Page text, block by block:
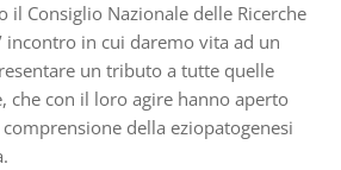
il Consiglio Nazionale delle Ricerche
incontro in cui daremo vita ad un
un tributo a tutte quelle
che con il loro agire hanno aperto
della eziopatogenesi